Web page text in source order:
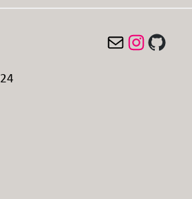
Mail Instagram GitHub